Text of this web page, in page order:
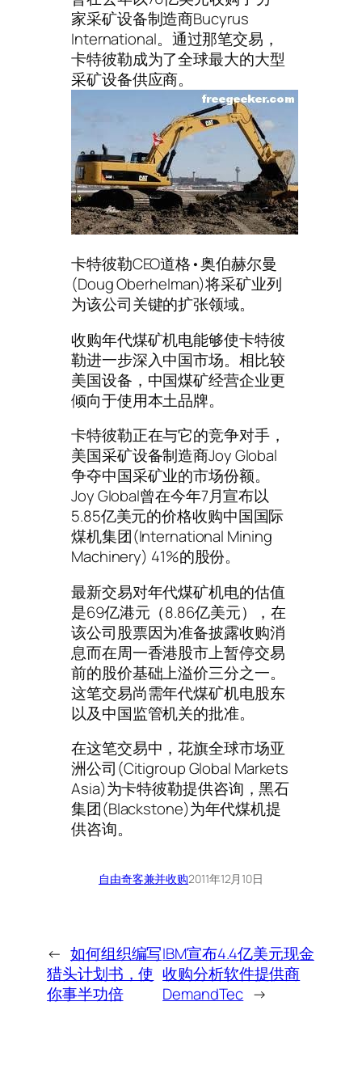
家采矿设备制造商Bucyrus
International。通过那笔交易，
卡特彼勒成为了全球最大的大型
采矿设备供应商。
卡特彼勒CEO道格•奥伯赫尔曼
(Doug Oberhelman)将采矿业列
为该公司关键的扩张领域。
收购年代煤矿机电能够使卡特彼
勒进一步深入中国市场。相比较
美国设备，中国煤矿经营企业更
倾向于使用本土品牌。
卡特彼勒正在与它的竞争对手，
美国采矿设备制造商Joy Global
争夺中国采矿业的市场份额。
Joy Global曾在今年7月宣布以
5.85亿美元的价格收购中国国际
煤机集团(International Mining
Machinery) 41%的股份。
最新交易对年代煤矿机电的估值
是69亿港元（8.86亿美元），在
该公司股票因为准备披露收购消
息而在周一香港股市上暂停交易
前的股价基础上溢价三分之一。
这笔交易尚需年代煤矿机电股东
以及中国监管机关的批准。
在这笔交易中，花旗全球市场亚
洲公司(Citigroup Global Markets
Asia)为卡特彼勒提供咨询，黑石
集团(Blackstone)为年代煤机提
供咨询。
自由奇客兼并收购2011年12月10日
← 如何组织编写
猎头计划书，使
你事半功倍
IBM宣布4.4亿美元现金
收购分析软件提供商
DemandTec →